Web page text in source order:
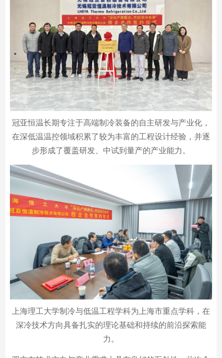
冠亚恒温长期专注于高端制冷装备的自主研发与产业化，
在深低温温控领域积累了较为丰富的工程设计经验，并逐
步形成了覆盖研发、中试到量产的产业能力。
上海理工大学制冷与低温工程学科为上海市重点学科，在
深冷技术方向具备扎实的理论基础和持续的前沿探索能
力。